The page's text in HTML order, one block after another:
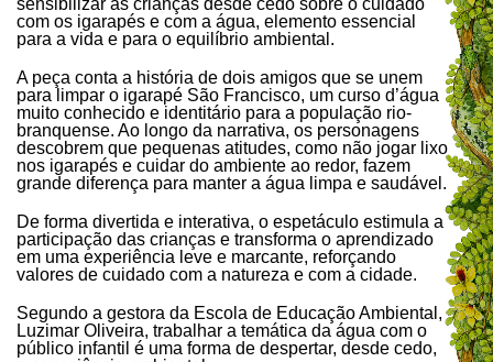
com os igarapés e com a água, elemento essencial
para a vida e para o equilíbrio ambiental.
A peça conta a história de dois amigos que se unem
para limpar o igarapé São Francisco, um curso d’água
muito conhecido e identitário para a população rio-
branquense. Ao longo da narrativa, os personagens
descobrem que pequenas atitudes, como não jogar lixo
nos igarapés e cuidar do ambiente ao redor, fazem
grande diferença para manter a água limpa e saudável.
De forma divertida e interativa, o espetáculo estimula a
participação das crianças e transforma o aprendizado
em uma experiência leve e marcante, reforçando
valores de cuidado com a natureza e com a cidade.
Segundo a gestora da Escola de Educação Ambiental,
Luzimar Oliveira, trabalhar a temática da água com o
público infantil é uma forma de despertar, desde cedo,